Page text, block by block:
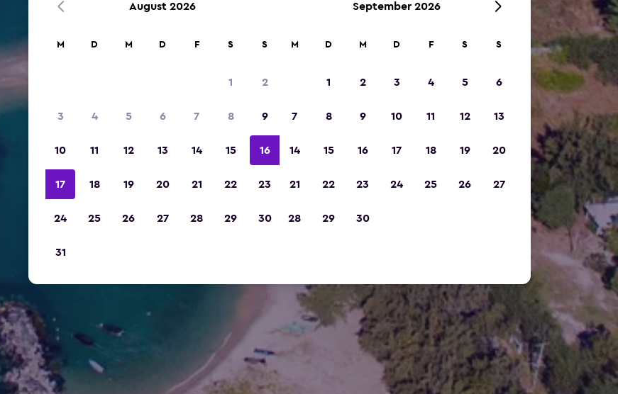
August 2026
M D M D F S S
1 2
3 4 5 6 7 8 9
10 11 12 13 14 15 16
17 18 19 20 21 22 23
24 25 26 27 28 29 30
31
September 2026
M D M D F S S
1 2 3 4 5 6
7 8 9 10 11 12 13
14 15 16 17 18 19 20
21 22 23 24 25 26 27
28 29 30